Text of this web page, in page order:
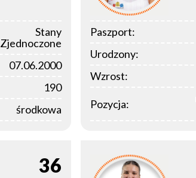
Stany
Zjednoczone
07.06.2000
190
środkowa
Paszport:
Urodzony:
Wzrost:
Pozycja:
36